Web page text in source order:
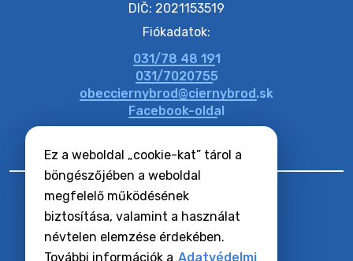
Ez a weboldal „cookie-kat” tárol a
böngészőjében a weboldal
megfelelő működésének
biztosítása, valamint a használat
névtelen elemzése érdekében.
További információk a Adatvédelmi
20. július 2026 11:48
DIČ: 2021153519
Fiókadatok:
031/78 48 191
031/7020755
obecciernybrod@ciernybrod.sk
Facebook-oldal